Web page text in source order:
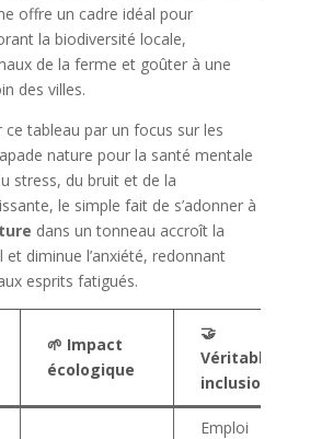
offre un cadre idéal pour
la biodiversité locale,
de la ferme et goûter à une
des villes.
tableau par un focus sur les
nature pour la santé mentale
stress, du bruit et de la
le simple fait de s’adonner à
dans un tonneau accroît la
diminue l’anxiété, redonnant
esprits fatigués.
🌱 Impact
écologique
🤝
Véritable
inclusion
Emploi